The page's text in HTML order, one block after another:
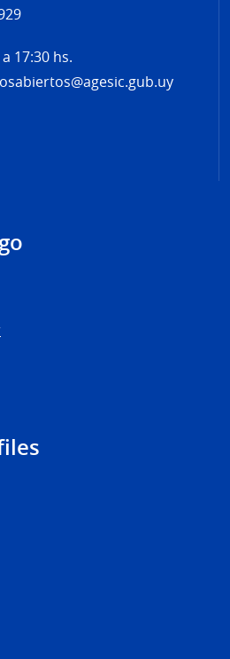
17:30 hs.